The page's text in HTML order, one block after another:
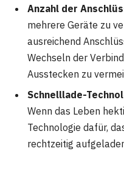
Anzahl der
mehrere Geräte zu
ausreichend
Wechseln der
Ausstecken zu
Schnelllade-
Wenn das Leben
Technologie dafür,
rechtzeitig